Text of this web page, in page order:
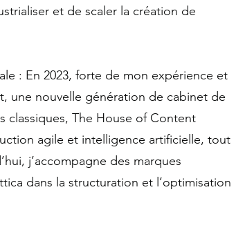
et de scaler la création de
: En 2023, forte de mon expérience et
une nouvelle génération de cabinet de
classiques, The House of Content
agile et intelligence artificielle, tout
j’accompagne des marques
dans la structuration et l’optimisation